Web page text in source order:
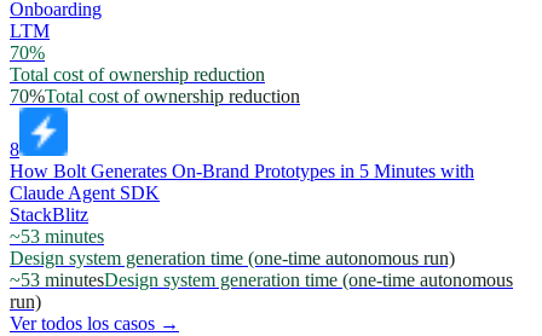
Onboarding
LTM
70%
Total cost of ownership reduction
70%Total cost of ownership reduction
8
How Bolt Generates On-Brand Prototypes in 5 Minutes with
Claude Agent SDK
StackBlitz
~53 minutes
Design system generation time (one-time autonomous run)
~53 minutesDesign system generation time (one-time autonomous
run)
Ver todos los casos →